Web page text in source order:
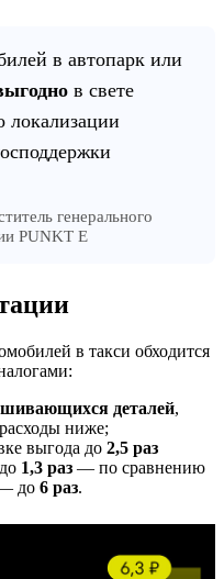
в автопарк или
в свете
локализации
генерального
PUNKT E
в такси обходится
деталей,
ниже;
выгода до 2,5 раз
1,3 раз — по сравнению
до 6 раз.